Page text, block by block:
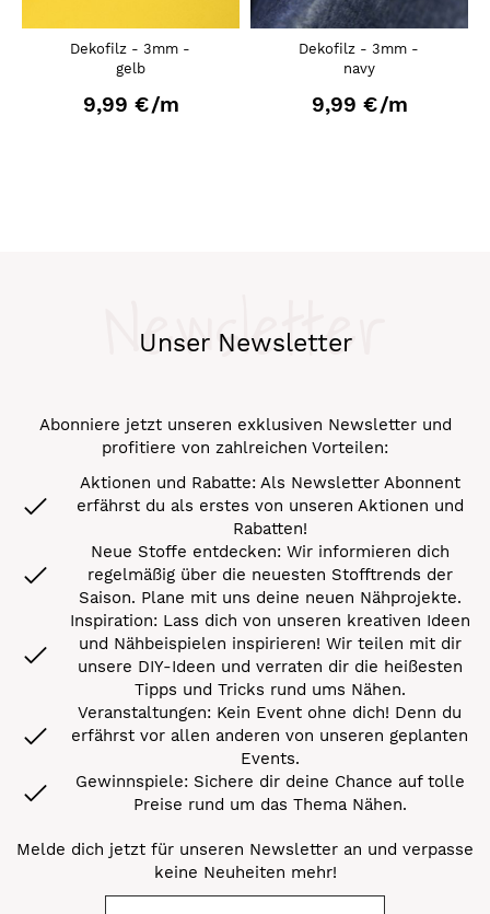
Dekofilz - 3mm -
gelb
9,99 €/m
Dekofilz - 3mm -
navy
9,99 €/m
Unser Newsletter
Newsletter
Abonniere jetzt unseren exklusiven Newsletter und
profitiere von zahlreichen Vorteilen:
Aktionen und Rabatte: Als Newsletter Abonnent
erfährst du als erstes von unseren Aktionen und
Rabatten!
Neue Stoffe entdecken: Wir informieren dich
regelmäßig über die neuesten Stofftrends der
Saison. Plane mit uns deine neuen Nähprojekte.
Inspiration: Lass dich von unseren kreativen Ideen
und Nähbeispielen inspirieren! Wir teilen mit dir
unsere DIY-Ideen und verraten dir die heißesten
Tipps und Tricks rund ums Nähen.
Veranstaltungen: Kein Event ohne dich! Denn du
erfährst vor allen anderen von unseren geplanten
Events.
Gewinnspiele: Sichere dir deine Chance auf tolle
Preise rund um das Thema Nähen.
Melde dich jetzt für unseren Newsletter an und verpasse
keine Neuheiten mehr!